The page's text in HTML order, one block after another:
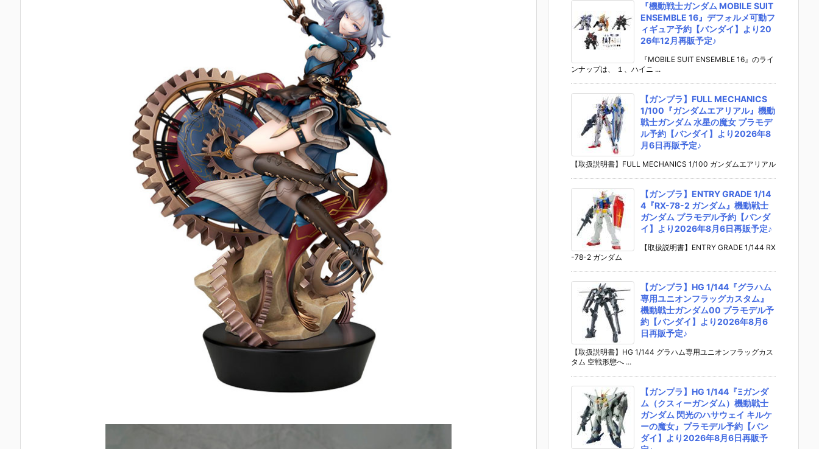
『機動戦士ガンダム MOBILE SUIT
ENSEMBLE 16』デフォルメ可動フ
ィギュア予約【バンダイ】より20
26年12月再販予定♪
『MOBILE SUIT ENSEMBLE 16』のライ
ンナップは、 １、ハイニ ...
【ガンプラ】FULL MECHANICS
1/100『ガンダムエアリアル』機動
戦士ガンダム 水星の魔女 プラモデ
ル予約【バンダイ】より2026年8
月6日再販予定♪
【取扱説明書】FULL MECHANICS 1/100 ガンダムエアリアル
【ガンプラ】ENTRY GRADE 1/14
4『RX-78-2 ガンダム』機動戦士
ガンダム プラモデル予約【バンダ
イ】より2026年8月6日再販予定♪
【取扱説明書】ENTRY GRADE 1/144 RX
-78-2 ガンダム
【ガンプラ】HG 1/144『グラハム
専用ユニオンフラッグカスタム』
機動戦士ガンダム00 プラモデル予
約【バンダイ】より2026年8月6
日再販予定♪
【取扱説明書】HG 1/144 グラハム専用ユニオンフラッグカス
タム 空戦形態へ ...
【ガンプラ】HG 1/144『Ξガンダ
ム（クスィーガンダム）機動戦士
ガンダム 閃光のハサウェイ キルケ
ーの魔女』プラモデル予約【バン
ダイ】より2026年8月6日再販予